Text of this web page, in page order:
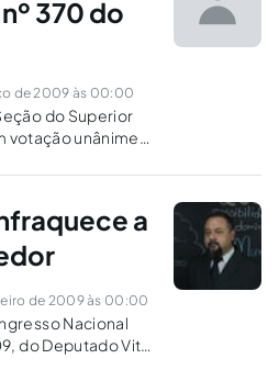
370 do
de 2009 às 00:00
do Superior
votação unânime
redação:
datado". A
a
de 2009 às 00:00
Nacional
do Deputado Vital